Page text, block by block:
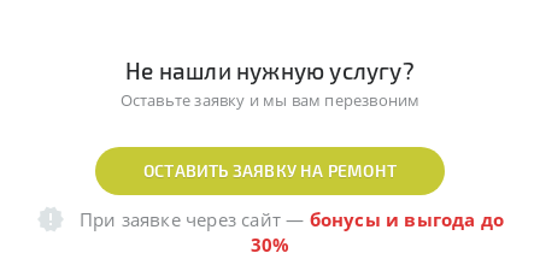
Не нашли нужную услугу?
Оставьте заявку и мы вам перезвоним
ОСТАВИТЬ ЗАЯВКУ НА РЕМОНТ
При заявке через сайт— бонусы и выгода до
30%